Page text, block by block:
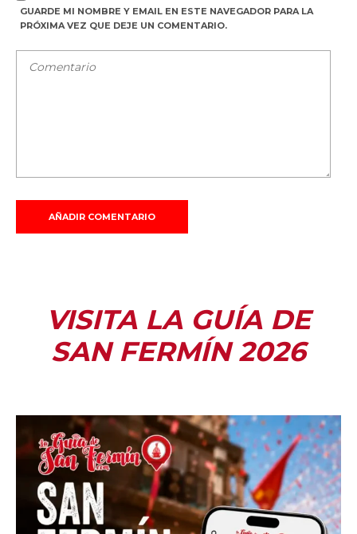
GUARDE MI NOMBRE Y EMAIL EN ESTE NAVEGADOR PARA LA
PRÓXIMA VEZ QUE DEJE UN COMENTARIO.
VISITA LA GUÍA DE
SAN FERMÍN 2026